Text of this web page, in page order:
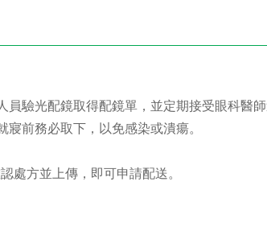
驗光配鏡取得配鏡單，並定期接受眼科醫
前務必取下，以免感染或潰瘍。
處方並上傳，即可申請配送。